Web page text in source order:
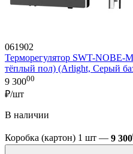
061902
Терморегулятор SWT-NOBE-
тёплый пол) (Arlight, Серый
9 30000
₽/шт
В наличии
Коробка (картон) 1 шт — 9 300